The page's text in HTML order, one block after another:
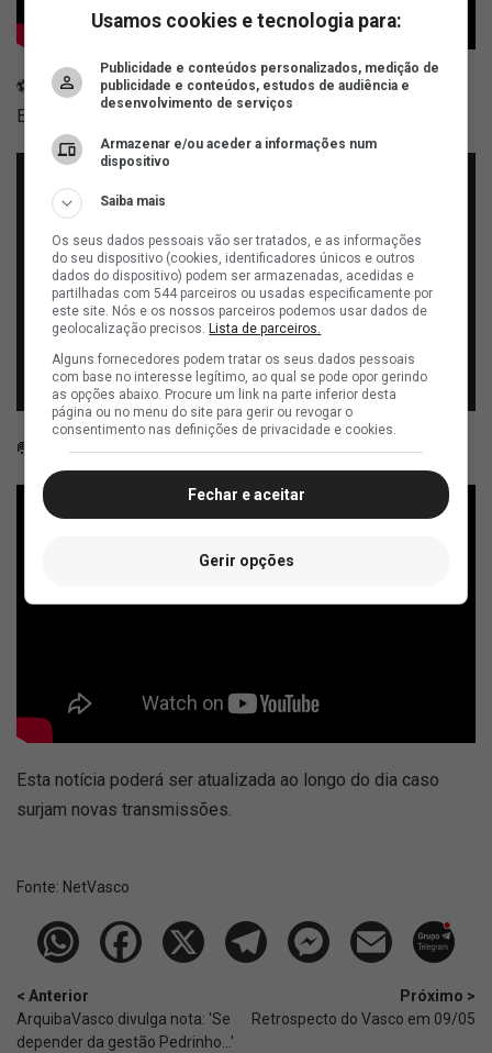
⚽ 17:00 - Futebol Feminino - Atlético-PI x Vasco -
Brasileiro A2
🥅 18:00 - Futsal Adulto - Olaria x Vasco - Carioca
Esta notícia poderá ser atualizada ao longo do dia caso
surjam novas transmissões.
Fonte: NetVasco
< Anterior
ArquibaVasco divulga nota: 'Se
depender da gestão Pedrinho...'
Próximo >
Retrospecto do Vasco em 09/05
Usamos cookies e tecnologia para:
Publicidade e conteúdos personalizados, medição de
publicidade e conteúdos, estudos de audiência e
desenvolvimento de serviços
Armazenar e/ou aceder a informações num
dispositivo
Saiba mais
Os seus dados pessoais vão ser tratados, e as informações
do seu dispositivo (cookies, identificadores únicos e outros
dados do dispositivo) podem ser armazenadas, acedidas e
partilhadas com 544 parceiros ou usadas especificamente por
este site. Nós e os nossos parceiros podemos usar dados de
geolocalização precisos.Lista de parceiros.
Alguns fornecedores podem tratar os seus dados pessoais
com base no interesse legítimo, ao qual se pode opor gerindo
as opções abaixo. Procure um link na parte inferior desta
página ou no menu do site para gerir ou revogar o
consentimento nas definições de privacidade e cookies.
Fechar e aceitar
Gerir opções